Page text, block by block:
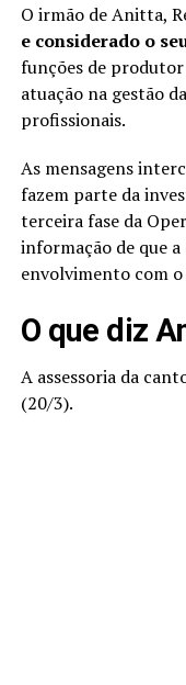
O irmão de Anitta,
e considerado o
funções de
atuação na gestão
profissionais.
As mensagens
fazem parte da
terceira fase da
informação de que
envolvimento com o
O que diz
A assessoria da
(20/3).